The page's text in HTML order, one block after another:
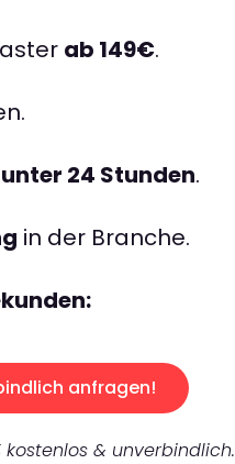
ab 149€.
unter 24 Stunden.
in der Branche.
anfragen!
kostenlos & unverbindlich.